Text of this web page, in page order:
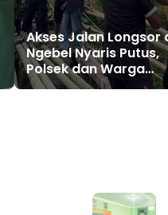
Akses Jalan Longsor
Ngebel Nyaris Putus,
Polsek dan Warga
Bangun Jembatan